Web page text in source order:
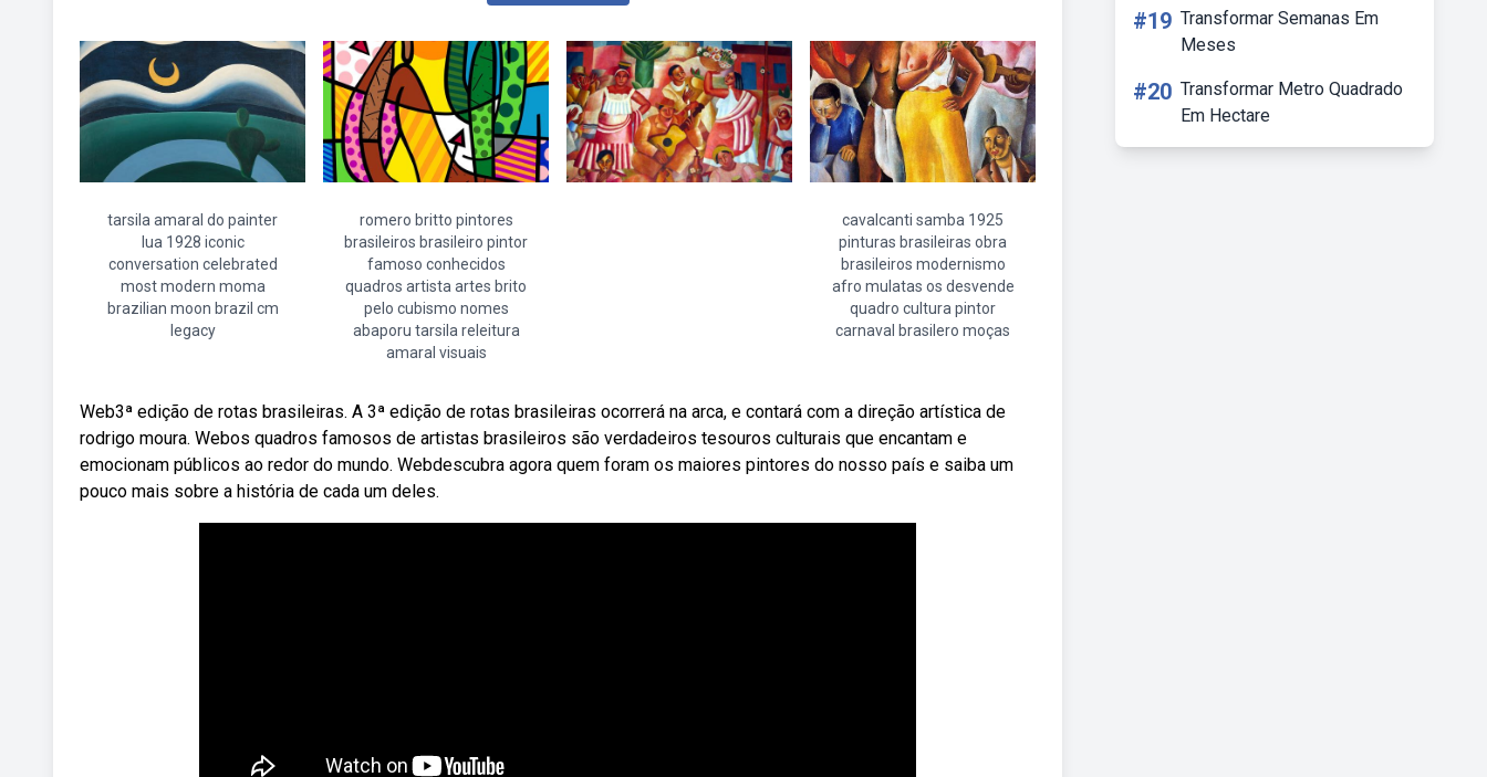
tarsila amaral do painter
lua 1928 iconic
conversation celebrated
most modern moma
brazilian moon brazil cm
legacy
romero britto pintores
brasileiros brasileiro pintor
famoso conhecidos
quadros artista artes brito
pelo cubismo nomes
abaporu tarsila releitura
amaral visuais
cavalcanti samba 1925
pinturas brasileiras obra
brasileiros modernismo
afro mulatas os desvende
quadro cultura pintor
carnaval brasilero moças
Web3ª edição de rotas brasileiras. A 3ª edição de rotas brasileiras ocorrerá na arca, e contará com a direção artística de
rodrigo moura. Webos quadros famosos de artistas brasileiros são verdadeiros tesouros culturais que encantam e
emocionam públicos ao redor do mundo. Webdescubra agora quem foram os maiores pintores do nosso país e saiba um
pouco mais sobre a história de cada um deles.
#19 Transformar Semanas Em
Meses
#20 Transformar Metro Quadrado
Em Hectare